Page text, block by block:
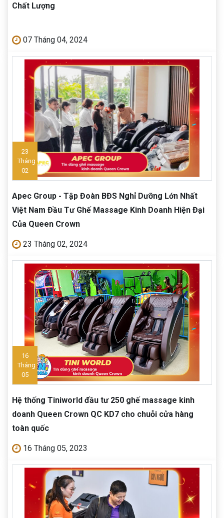
Chất Lượng
07 Tháng 04, 2024
23
Tháng
02
Apec Group - Tập Đoàn BĐS Nghỉ Dưỡng Lớn Nhất
Việt Nam Đầu Tư Ghế Massage Kinh Doanh Hiện Đại
Của Queen Crown
23 Tháng 02, 2024
16
Tháng
05
Hệ thống Tiniworld đầu tư 250 ghế massage kinh
doanh Queen Crown QC KD7 cho chuỗi cửa hàng
toàn quốc
16 Tháng 05, 2023